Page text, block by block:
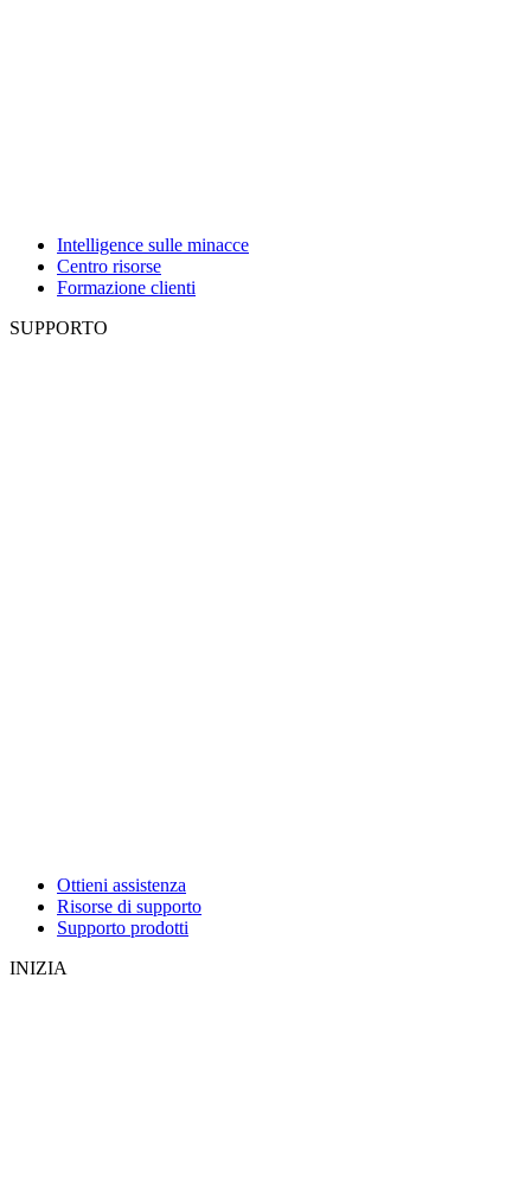
Intelligence sulle minacce
Centro risorse
Formazione clienti
SUPPORTO
Ottieni assistenza
Risorse di supporto
Supporto prodotti
INIZIA